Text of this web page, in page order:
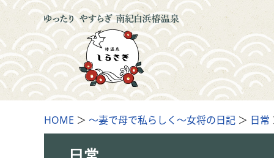
HOME ＞ ～妻で母で私らしく～女将の日記 ＞ 日常